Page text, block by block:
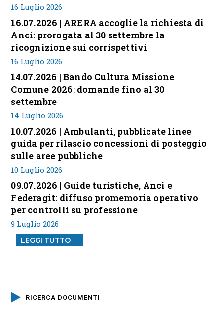
16 Luglio 2026
16.07.2026 | ARERA accoglie la richiesta di
Anci: prorogata al 30 settembre la
ricognizione sui corrispettivi
16 Luglio 2026
14.07.2026 | Bando Cultura Missione
Comune 2026: domande fino al 30
settembre
14 Luglio 2026
10.07.2026 | Ambulanti, pubblicate linee
guida per rilascio concessioni di posteggio
sulle aree pubbliche
10 Luglio 2026
09.07.2026 | Guide turistiche, Anci e
Federagit: diffuso promemoria operativo
per controlli su professione
9 Luglio 2026
LEGGI TUTTO
RICERCA DOCUMENTI